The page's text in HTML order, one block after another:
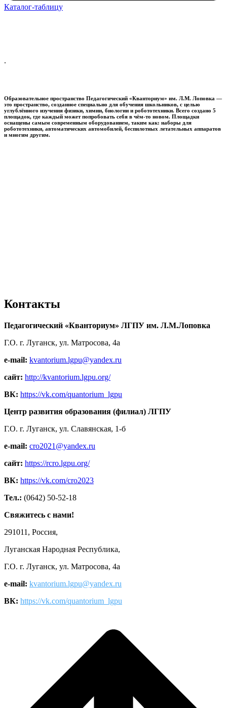
Каталог-таблицу
.
Образовательное пространство Педагогический «Кванториум» им. Л.М. Лоповка —
это пространство, созданное специально для обучения школьников, с целью
углублённого изучения физики, химии, биологии и робототехники. Всего создано 5
площадок, где каждый может попробовать себя в чём-то новом. Площадки
оснащены самым современным оборудованием, таким как: наборы для
робототехники, автоматических автомобилей, беспилотных летательных аппаратов
и многим другим.
Контакты
Педагогический «Кванториум» ЛГПУ им. Л.М.Лоповка
Г.О. г. Луганск, ул. Матросова, 4а
e-mail: kvantorium.lgpu@yandex.ru
сайт: http://kvantorium.lgpu.org/
ВК: https://vk.com/quantorium_lgpu
Центр развития образования (филиал) ЛГПУ
Г.О. г. Луганск, ул. Славянская, 1-б
e-mail: cro2021@yandex.ru
сайт: https://rcro.lgpu.org/
ВК: https://vk.com/cro2023
Тел.: (0642) 50-52-18
Свяжитесь с нами!
291011, Россия,
Луганская Народная Республика,
Г.О. г. Луганск, ул. Матросова, 4а
e-mail: kvantorium.lgpu@yandex.ru
ВК: https://vk.com/quantorium_lgpu